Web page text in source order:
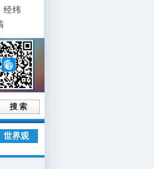
经纬
搜 索
世界观